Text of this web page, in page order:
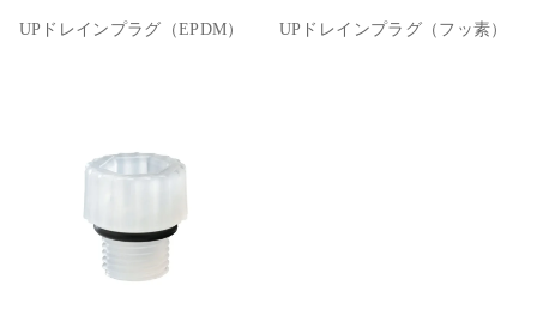
UPドレインプラグ（EPDM） UPドレインプラグ（フッ素）